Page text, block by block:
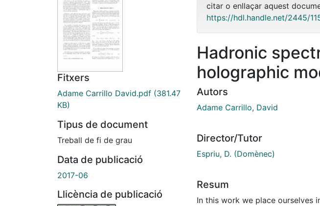
Fitxers
Adame Carrillo David.pdf (381.47
KB)
Tipus de document
Treball de fi de grau
Data de publicació
2017-06
Llicència de publicació
citar o enllaçar aquest
https://hdl.handle.net/2445/
Hadronic
holographic
Autors
Adame Carrillo, David
Director/Tutor
Espriu, D. (Domènec)
Resum
In this work we place ourselves